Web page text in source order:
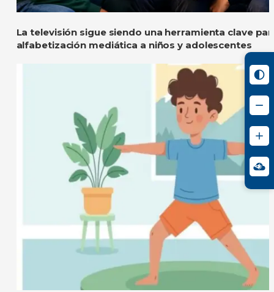
La televisión sigue siendo una herramienta clave
alfabetización mediática a niños y adolescentes